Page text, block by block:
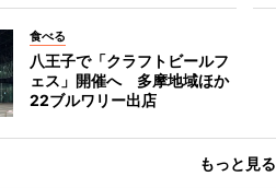
食べる
八王子で「クラフトビールフ
ェス」開催へ 多摩地域ほか
22ブルワリー出店
もっと見る